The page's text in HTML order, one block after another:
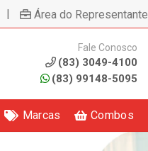
| Área do Representante
Fale Conosco
(83) 3049-4100
(83) 99148-5095
Marcas Combos